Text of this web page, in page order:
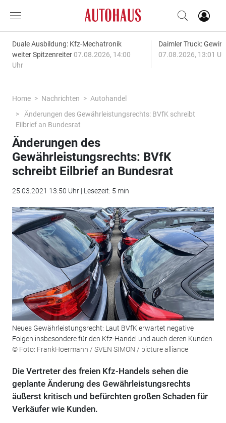
Duale Ausbildung: Kfz-Mechatronik
weiter Spitzenreiter 07.08.2026, 14:00
Uhr
Daimler Truck:
07.08.2026, 13:01
Home Nachrichten
Autohandel
Änderungen des Gewährleistungsrechts: BVfK schreibt
Eilbrief an Bundesrat
Änderungen des
Gewährleistungsrechts: BVfK
schreibt Eilbrief an Bundesrat
25.03.2021 13:50 Uhr | Lesezeit: 5 min
Neues Gewährleistungsrecht: Laut BVfK erwartet negative
Folgen insbesondere für den Kfz-Handel und auch deren Kunden.
© Foto: FrankHoermann / SVEN SIMON / picture alliance
Die Vertreter des freien Kfz-Handels sehen die
geplante Änderung des Gewährleistungsrechts
äußerst kritisch und befürchten großen Schaden für
Verkäufer wie Kunden.